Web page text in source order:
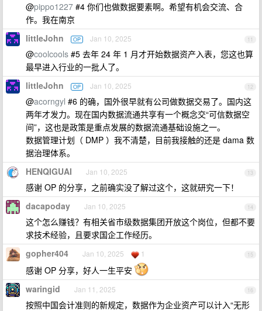
@pippo1227 #4 你们也做数据要素啊。希望有机会交流、合
作。我在南京
11
littleJohn OP Jan 10, 2025
@coolcools #5 去年 24 年 1 月才开始数据资产入表，您这也算
最早进入行业的一批人了。
12
littleJohn OP Jan 10, 2025
@acorngyl #6 的确，国外很早就有公司做数据交易了。国内这
两年才发力。现在国内数据流通共享有一个概念交“可信数据空
间”，这也是政策是重点发展的数据流通基础设施之一。
数据管理计划（ DMP ）我不清楚，目前我接触的还是 dama 数
据治理体系。
13
HENQIGUAI Jan 10, 2025
感谢 OP 的分享，之前确实没了解过这个，这就研究一下！
14
dacapoday Jan 10, 2025
这个怎么赚钱？有相关省市级数据集团开放这个岗位，但都不要
求技术经验，且要求国企工作经历。
15
gopher404 Jan 10, 2025 1
感谢 OP 分享，好人一生平安
16
waringid Jan 11, 2025
按照中国会计准则的新规定，数据作为企业资产可以计入“无形